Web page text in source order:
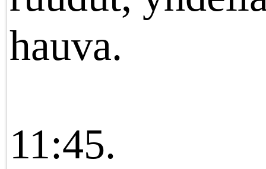
hauva.
11:45.